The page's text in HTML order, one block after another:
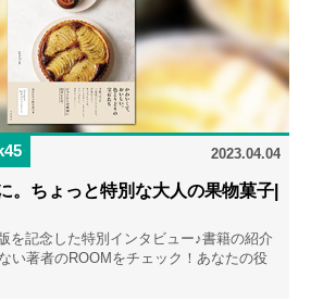
2023.04.04
。ちょっと特別な大人の果物菓子|
を記念した特別インタビュー♪書籍の紹介
い著者のROOMをチェック！あなたの役